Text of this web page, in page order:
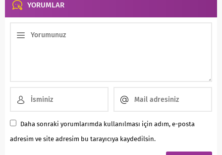
YORUMLAR
Daha sonraki yorumlarımda kullanılması için adım, e-posta
adresim ve site adresim bu tarayıcıya kaydedilsin.